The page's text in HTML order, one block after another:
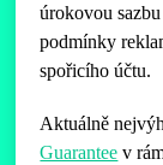
úrokovou
podmínky
spořicího účtu.
Aktuálně
Guarantee v